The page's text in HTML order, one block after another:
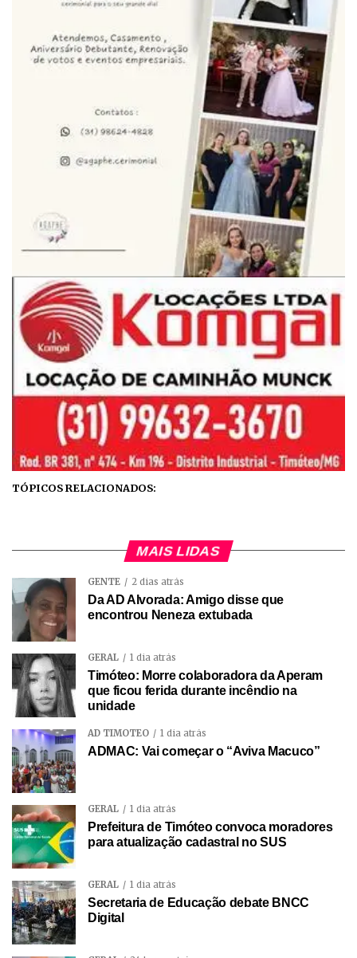
TÓPICOS RELACIONADOS:
MAIS LIDAS
GENTE 2 dias atrás
Da AD Alvorada: Amigo disse que
encontrou Neneza extubada
GERAL 1 dia atrás
Timóteo: Morre colaboradora da Aperam
que ficou ferida durante incêndio na
unidade
AD TIMÓTEO 1 dia atrás
ADMAC: Vai começar o “Aviva Macuco”
GERAL 1 dia atrás
Prefeitura de Timóteo convoca moradores
para atualização cadastral no SUS
GERAL 1 dia atrás
Secretaria de Educação debate BNCC
Digital